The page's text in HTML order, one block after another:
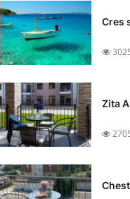
Cres
Zita